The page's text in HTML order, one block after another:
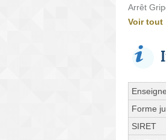
Arrêt
Voir tout
Enseigne
Forme
SIRET